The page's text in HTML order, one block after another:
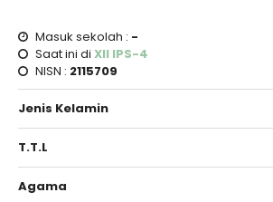
Masuk sekolah : -
Saat ini di XII IPS-4
NISN : 2115709
Jenis Kelamin
T.T.L
Agama